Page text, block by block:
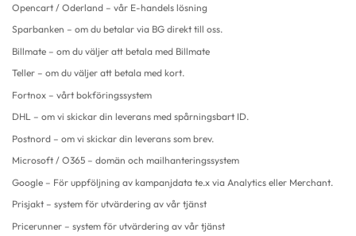
Opencart / Oderland – vår E-handels lösning
Sparbanken – om du betalar via BG direkt till oss.
Billmate – om du väljer att betala med Billmate
Teller – om du väljer att betala med kort.
Fortnox – vårt bokföringssystem
DHL – om vi skickar din leverans med spårningsbart ID.
Postnord – om vi skickar din leverans som brev.
Microsoft / O365 – domän och mailhanteringssystem
Google – För uppföljning av kampanjdata te.x via Analytics eller Merchant.
Prisjakt – system för utvärdering av vår tjänst
Pricerunner – system för utvärdering av vår tjänst